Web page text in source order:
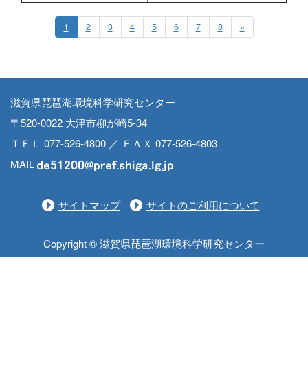
1 2 3 4 5 6 7 8 »
滋賀県琵琶湖環境科学研究センター
〒520-0022 大津市柳が崎5-34
ＴＥＬ 077-526-4800 ／ ＦＡＸ 077-526-4803
MAIL
サイトマップ サイトのご利用について
Copyright © 滋賀県琵琶湖環境科学研究センター